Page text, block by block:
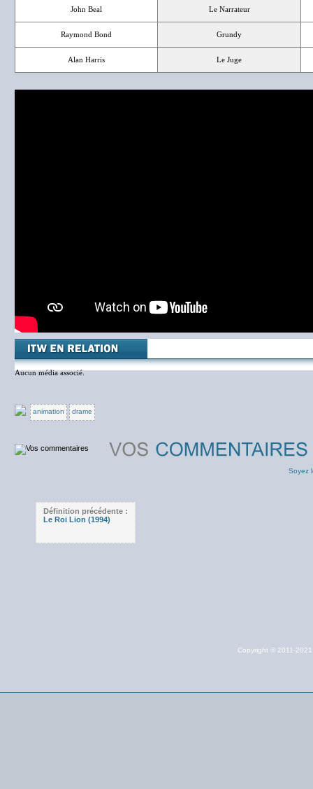
John Beal Le Narrateur
Raymond Bond Grundy
Alan Harris Le Juge
Aucun média associé.
animation drame
Soyez
Définition précédente :
Le Roi Lion (1994)
Copyright © 2011-